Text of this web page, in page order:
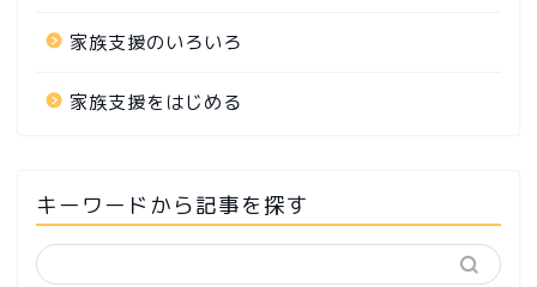
家族支援のいろいろ
家族支援をはじめる
キーワードから記事を探す